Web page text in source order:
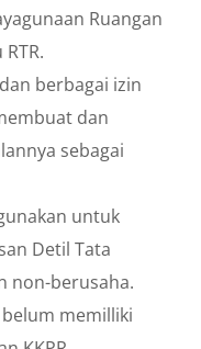
Ruangan
berbagai izin
dan
sebagai
untuk
Detil Tata
non-berusaha.
memilliki